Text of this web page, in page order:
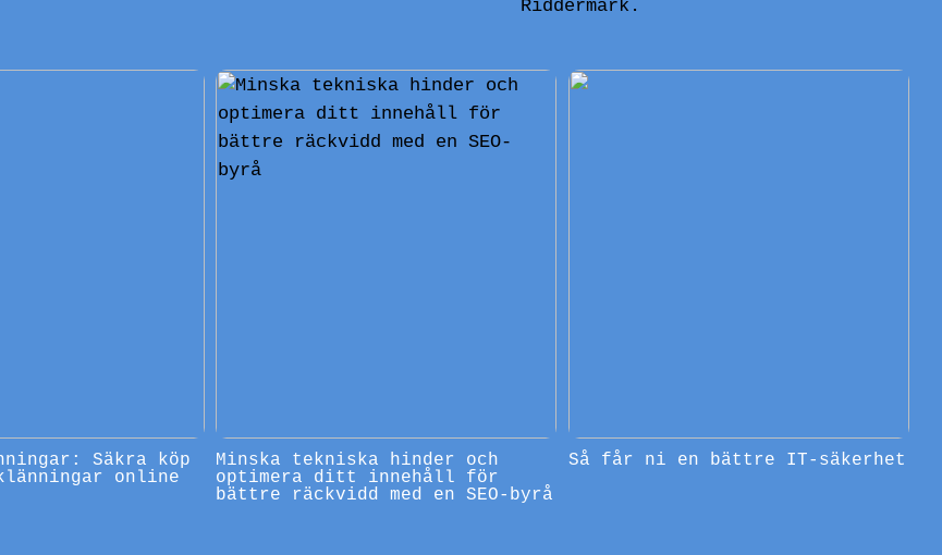
Riddermark.
Säkra köp
online
Minska tekniska hinder och
optimera ditt innehåll för
bättre räckvidd med en SEO-byrå
Så får ni en bättre IT-säkerhet